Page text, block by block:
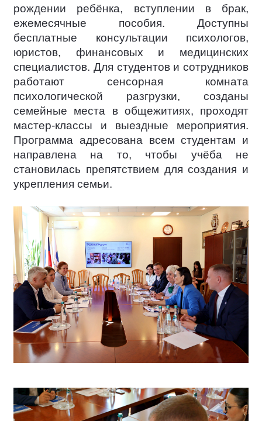
рождении ребёнка, вступлении в брак,
ежемесячные пособия. Доступны
бесплатные консультации психологов,
юристов, финансовых и медицинских
специалистов. Для студентов и сотрудников
работают сенсорная комната
психологической разгрузки, созданы
семейные места в общежитиях, проходят
мастер-классы и выездные мероприятия.
Программа адресована всем студентам и
направлена на то, чтобы учёба не
становилась препятствием для создания и
укрепления семьи.